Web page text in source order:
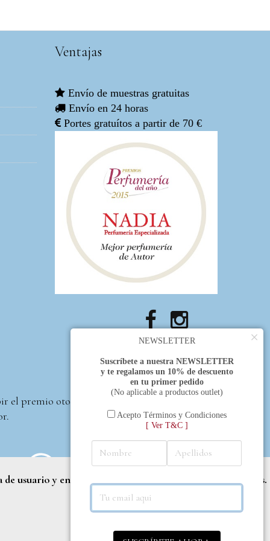
Ventajas
Envío de muestras gratuitas
Envío en 24 horas
Portes gratuítos a partir de 70 €
el premio otorgado
usuario y entregar contenido adaptado a sus necesidades.
×
NEWSLETTER
Suscríbete a nuestra NEWSLETTER
y te regalamos un 10% de descuento
en tu primer pedido
(No aplicable a productos outlet)
Acepto Términos y Condiciones
[ Ver T&C ]